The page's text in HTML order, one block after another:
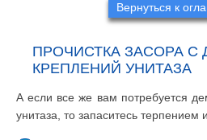
Вернуться к
ПРОЧИСТКА ЗАСОРА
КРЕПЛЕНИЙ УНИТАЗА
А если все же вам потребуется
унитаза, то запаситесь терпением